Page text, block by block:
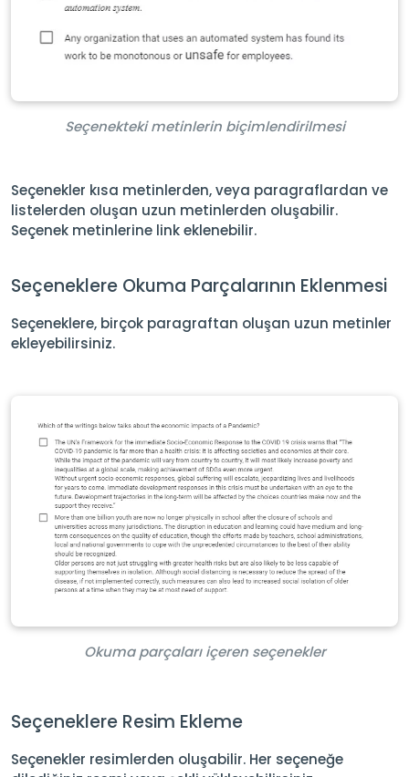
Seçenekteki metinlerin biçimlendirilmesi
Seçenekler kısa metinlerden, veya paragraflardan ve
listelerden oluşan uzun metinlerden oluşabilir.
Seçenek metinlerine link eklenebilir.
Seçeneklere Okuma Parçalarının Eklenmesi
Seçeneklere, birçok paragraftan oluşan uzun metinler
ekleyebilirsiniz.
Okuma parçaları içeren seçenekler
Seçeneklere Resim Ekleme
Seçenekler resimlerden oluşabilir. Her seçeneğe